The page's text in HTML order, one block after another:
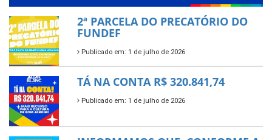
2ª PARCELA DO PRECATÓRIO DO
FUNDEF
Publicado em: 1 de julho de 2026
TÁ NA CONTA R$ 320.841,74
Publicado em: 1 de julho de 2026